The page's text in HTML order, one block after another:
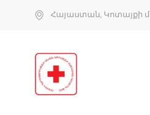
Հայաստան, Կոտայքի